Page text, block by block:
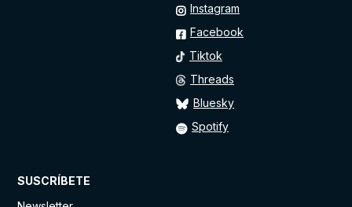
SUSCRÍBETE
Instagram
Facebook
Tiktok
Threads
Bluesky
Spotify